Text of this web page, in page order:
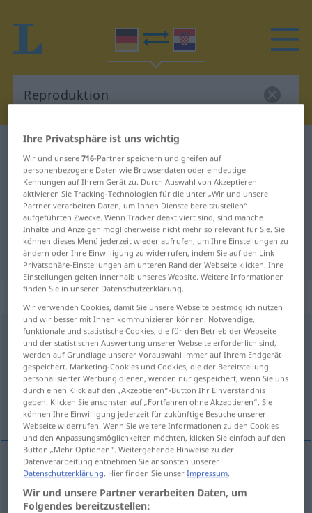
Deutsch-Kroatisch Wörterbuch
Deutsch-Kroatisch Übersetzung für
"Reproduktion"
"Reproduktion" Kroatisch
Übersetzung
„Reproduktion“: Femininum
Reproduktionf <Reproduktion;-en>
Übersicht aller Übersetzungen
(Für mehr Details die Übersetzung anklicken/antippen)
reprodukcija
reprodukcija Reproduktion
Ihre Privatsphäre ist uns wichtig
Wir und unsere716-Partner speichern und greifen auf
personenbezogene Daten wie Browserdaten oder eindeutige
Kennungen auf Ihrem Gerät zu. Durch Auswahl von Akzeptieren
aktivieren Sie Tracking-Technologien für die unter „Wir und unsere
Partner verarbeiten Daten, um Ihnen Dienste bereitzustellen“
aufgeführten Zwecke. Wenn Tracker deaktiviert sind, sind manche
Inhalte und Anzeigen möglicherweise nicht mehr so relevant für Sie. Sie
können dieses Menü jederzeit wieder aufrufen, um Ihre Einstellungen zu
ändern oder Ihre Einwilligung zu widerrufen, indem Sie auf den Link
Privatsphäre-Einstellungen am unteren Rand der Webseite klicken. Ihre
Einstellungen gelten innerhalb unseres Website. Weitere Informationen
finden Sie in unserer Datenschutzerklärung.
Wir verwenden Cookies, damit Sie unsere Webseite bestmöglich nutzen
und wir besser mit Ihnen kommunizieren können. Notwendige,
funktionale und statistische Cookies, die für den Betrieb der Webseite
und der statistischen Auswertung unserer Webseite erforderlich sind,
werden auf Grundlage unserer Vorauswahl immer auf Ihrem Endgerät
gespeichert. Marketing-Cookies und Cookies, die der Bereitstellung
personalisierter Werbung dienen, werden nur gespeichert, wenn Sie uns
durch einen Klick auf den „Akzeptieren“-Button Ihr Einverständnis
geben. Klicken Sie ansonsten auf „Fortfahren ohne Akzeptieren“. Sie
können Ihre Einwilligung jederzeit für zukünftige Besuche unserer
Webseite widerrufen. Wenn Sie weitere Informationen zu den Cookies
und den Anpassungsmöglichkeiten möchten, klicken Sie einfach auf den
Button „Mehr Optionen“. Weitergehende Hinweise zu der
Datenverarbeitung entnehmen Sie ansonsten unserer
Datenschutzerklärung. Hier finden Sie unserImpressum.
Wir und unsere Partner verarbeiten Daten, um
Folgendes bereitzustellen: